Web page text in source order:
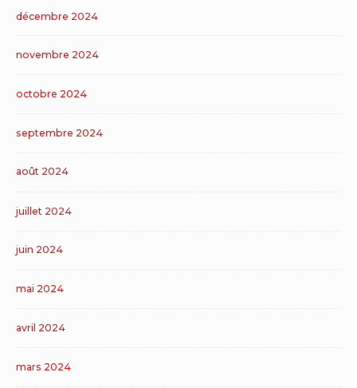
décembre 2024
novembre 2024
octobre 2024
septembre 2024
août 2024
juillet 2024
juin 2024
mai 2024
avril 2024
mars 2024